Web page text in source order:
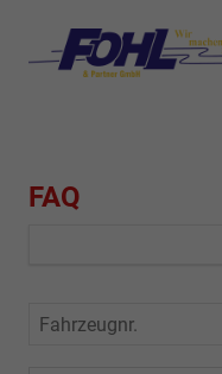
FAQ
Fahrzeugnr.